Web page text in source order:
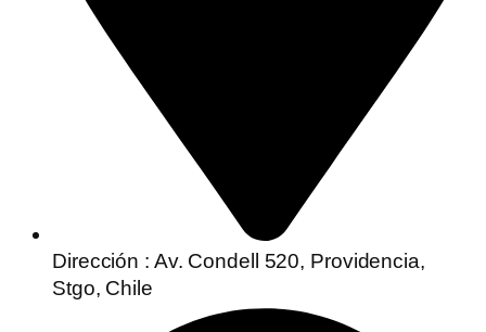
Dirección : Av. Condell 520, Providencia,
Stgo, Chile